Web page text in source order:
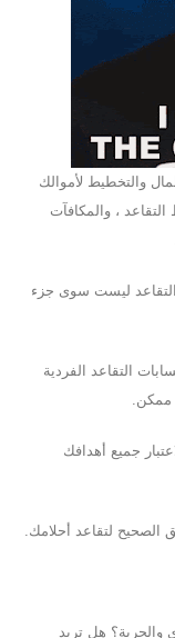
والتخطيط لأموالك
، والمكافآت
ليست سوى جزء
التقاعد الفردية
جميع أهدافك
الصحيح لتقاعد أحلامك.
والحرية؟ هل تريد